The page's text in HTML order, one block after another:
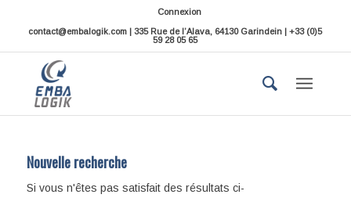
Connexion
contact@embalogik.com | 335 Rue de l’Alava, 64130 Garindein | +33 (0)5
59 28 05 65
Nouvelle recherche
Si vous n'êtes pas satisfait des résultats ci-